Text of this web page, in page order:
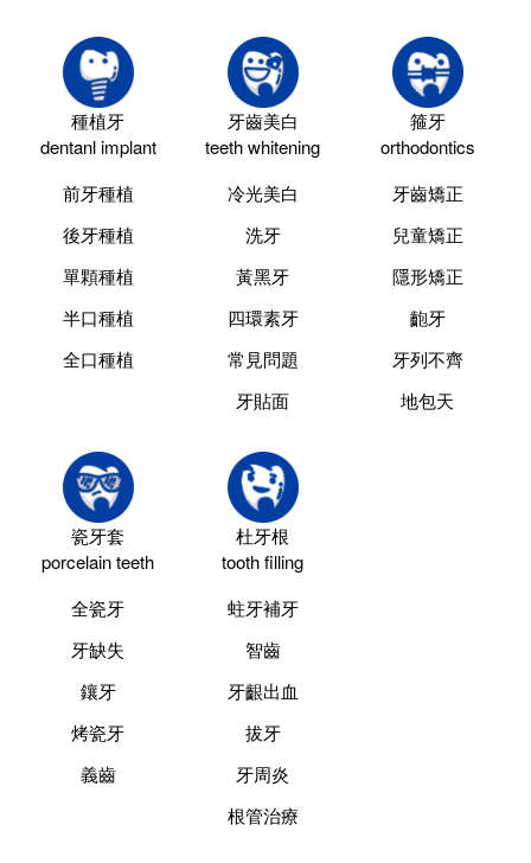
種植牙
dentanl implant
前牙種植
後牙種植
單顆種植
半口種植
全口種植
牙齒美白
teeth whitening
冷光美白
洗牙
黃黑牙
四環素牙
常見問題
牙貼面
箍牙
orthodontics
牙齒矯正
兒童矯正
隱形矯正
齙牙
牙列不齊
地包天
瓷牙套
porcelain teeth
全瓷牙
牙缺失
鑲牙
烤瓷牙
義齒
杜牙根
tooth filling
蛀牙補牙
智齒
牙齦出血
拔牙
牙周炎
根管治療